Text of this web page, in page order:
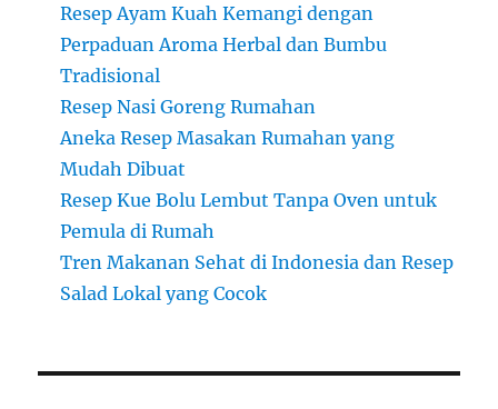
Resep Ayam Kuah Kemangi dengan
Perpaduan Aroma Herbal dan Bumbu
Tradisional
Resep Nasi Goreng Rumahan
Aneka Resep Masakan Rumahan yang
Mudah Dibuat
Resep Kue Bolu Lembut Tanpa Oven untuk
Pemula di Rumah
Tren Makanan Sehat di Indonesia dan Resep
Salad Lokal yang Cocok